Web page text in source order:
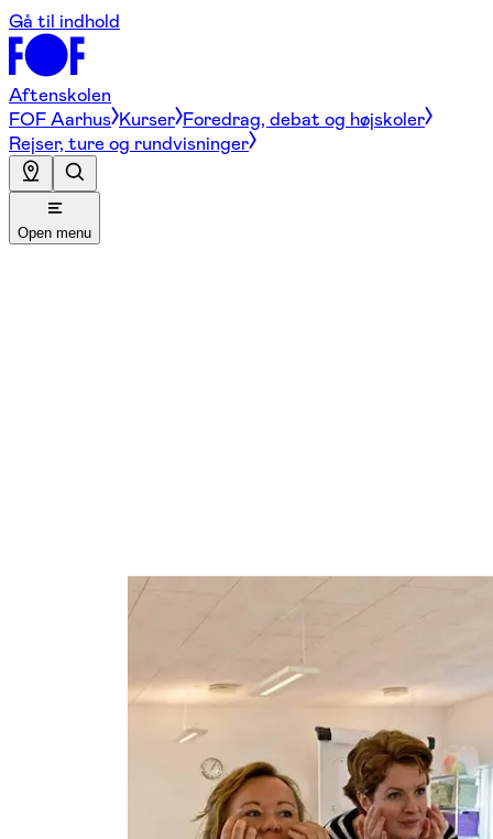
Gå til indhold
Aftenskolen
FOF Aarhus Kurser Foredrag, debat og højskoler
Rejser, ture og rundvisninger
Open menu